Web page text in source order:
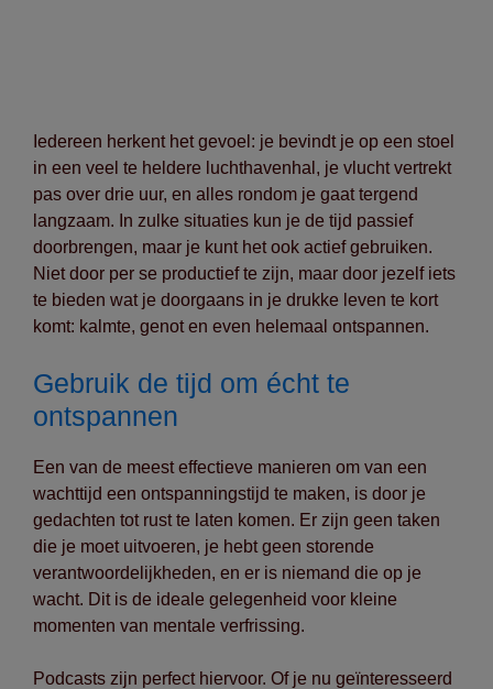
Iedereen herkent het gevoel: je bevindt je op een stoel
in een veel te heldere luchthavenhal, je vlucht vertrekt
pas over drie uur, en alles rondom je gaat tergend
langzaam. In zulke situaties kun je de tijd passief
doorbrengen, maar je kunt het ook actief gebruiken.
Niet door per se productief te zijn, maar door jezelf iets
te bieden wat je doorgaans in je drukke leven te kort
komt: kalmte, genot en even helemaal ontspannen.
Gebruik de tijd om écht te
ontspannen
Een van de meest effectieve manieren om van een
wachttijd een ontspanningstijd te maken, is door je
gedachten tot rust te laten komen. Er zijn geen taken
die je moet uitvoeren, je hebt geen storende
verantwoordelijkheden, en er is niemand die op je
wacht. Dit is de ideale gelegenheid voor kleine
momenten van mentale verfrissing.
Podcasts zijn perfect hiervoor. Of je nu geïnteresseerd